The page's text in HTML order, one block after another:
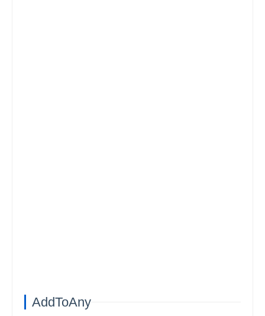
AddToAny